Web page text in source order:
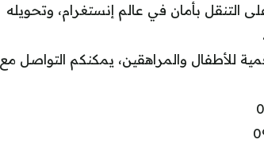
التنقل بأمان في عالم إنستغرام، وتحويله
والمراهقين، يمكنكم التواصل مع